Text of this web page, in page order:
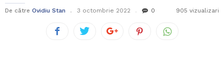
De către Ovidiu Stan 3 octombrie 2022 0 905 vizualizari